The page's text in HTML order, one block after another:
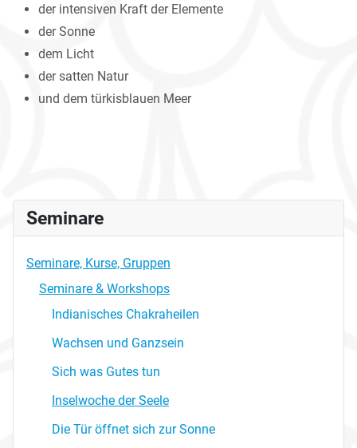
der intensiven Kraft der Elemente
der Sonne
dem Licht
der satten Natur
und dem türkisblauen Meer
Seminare
Seminare, Kurse, Gruppen
Seminare & Workshops
Indianisches Chakraheilen
Wachsen und Ganzsein
Sich was Gutes tun
Inselwoche der Seele
Die Tür öffnet sich zur Sonne